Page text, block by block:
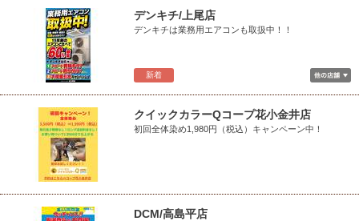
新着
デンキチ/上尾店
デンキチは業務用エアコンも取扱中！！
クイックカラーQコープ花小金井店
初回全体染め1,980円（税込）キャンペーン中！
DCM/高島平店